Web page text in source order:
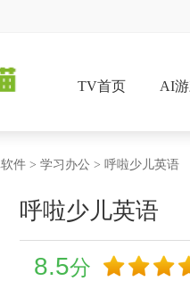
TV首页 AI
件 > 学习办公 > 呼啦少儿英语
呼啦少儿英语
8.5分